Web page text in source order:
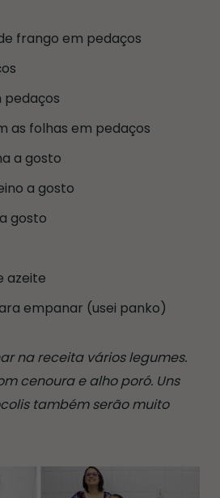
frango em pedaços
pedaços
as folhas em pedaços
a gosto
a gosto
gosto
azeite
empanar (usei panko)
na receita vários legumes.
cenoura e alho poró. Uns
também serão muito